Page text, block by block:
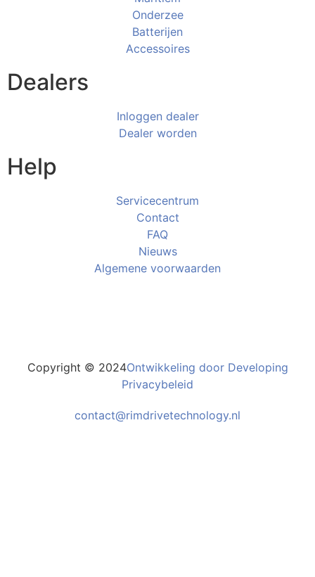
Onderzee
Batterijen
Accessoires
Dealers
Inloggen dealer
Dealer worden
Help
Servicecentrum
Contact
FAQ
Nieuws
Algemene voorwaarden
Copyright © 2024Ontwikkeling door Developing
Privacybeleid
contact@rimdrivetechnology.nl